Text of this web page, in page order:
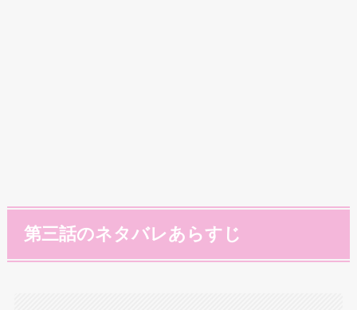
第三話のネタバレあらすじ